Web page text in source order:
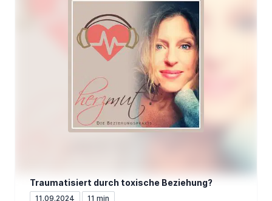
Traumatisiert durch toxische Beziehung?
11.09.2024 11 min